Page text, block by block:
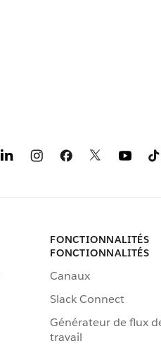
FONCTIONNALITÉS
FONCTIONNALITÉS
Canaux
Slack Connect
Générateur de flux
travail